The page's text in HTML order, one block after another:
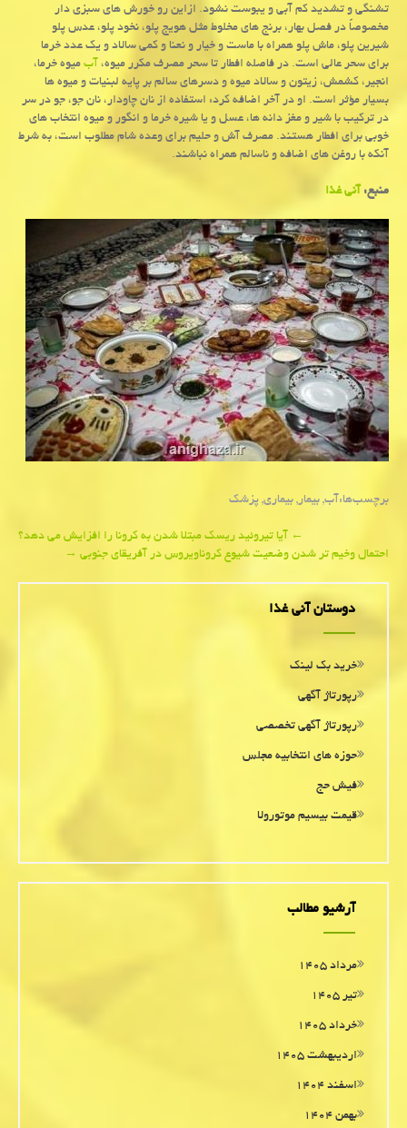
تشنگی و تشدید کم آبی و یبوست نشود. ازاین رو خورش های سبزی دار
مخصوصاً در فصل بهار، برنج های مخلوط مثل هویج پلو، نخود پلو، عدس پلو
شیرین پلو، ماش پلو همراه با ماست و خیار و نعنا و کمی سالاد و یک عدد خرما
برای سحر عالی است. در فاصله افطار تا سحر مصرف مکرر میوه،آبمیوه خرما،
انجیر، کشمش، زیتون و سالاد میوه و دسرهای سالم بر پایه لبنیات و میوه ها
بسیار مؤثر است. او در آخر اضافه کرد: استفاده از نان چاودار، نان جو، جو در سر
در ترکیب با شیر و مغز دانه ها، عسل و یا شیره خرما و انگور و میوه انتخاب های
خوبی برای افطار هستند. مصرف آش و حلیم برای وعده شام مطلوب است، به شرط
آنکه با روغن های اضافه و ناسالم همراه نباشند.
منبع:آنی غذا
برچسب‌ها:آب,بیمار,بیماری,پزشك
navigation
←آیا تیروئید ریسك مبتلا شدن به كرونا را افزایش می دهد؟
احتمال وخیم تر شدن وضعیت شیوع كروناویروس در آفریقای جنوبی→
دوستان آنی غذا
خرید بک لینک
رپورتاژ آگهی
رپورتاژ آگهی تخصصی
حوزه های انتخابیه مجلس
فیش حج
قیمت بیسیم موتورولا
آرشیو مطالب
مرداد ۱۴۰۵
تیر ۱۴۰۵
خرداد ۱۴۰۵
اردیبهشت ۱۴۰۵
اسفند ۱۴۰۴
بهمن ۱۴۰۴